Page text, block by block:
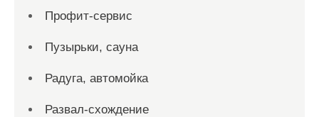
Профит-сервис
Пузырьки, сауна
Радуга, автомойка
Развал-схождение